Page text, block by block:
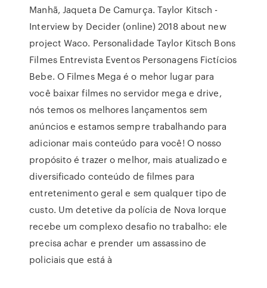
Manhã, Jaqueta De Camurça. Taylor Kitsch -
Interview by Decider (online) 2018 about new
project Waco. Personalidade Taylor Kitsch Bons
Filmes Entrevista Eventos Personagens Fictícios
Bebe. O Filmes Mega é o mehor lugar para
você baixar filmes no servidor mega e drive,
nós temos os melhores lançamentos sem
anúncios e estamos sempre trabalhando para
adicionar mais conteúdo para você! O nosso
propósito é trazer o melhor, mais atualizado e
diversificado conteúdo de filmes para
entretenimento geral e sem qualquer tipo de
custo. Um detetive da polícia de Nova Iorque
recebe um complexo desafio no trabalho: ele
precisa achar e prender um assassino de
policiais que está à